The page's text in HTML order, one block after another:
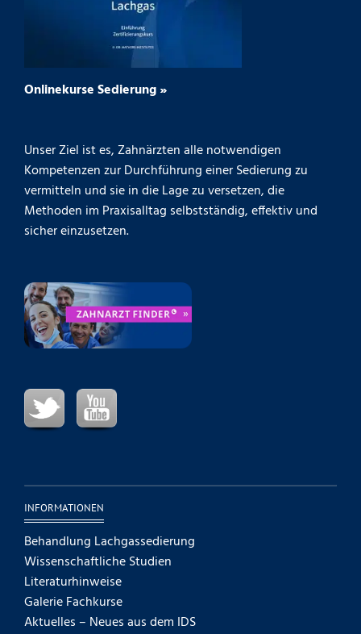
Onlinekurse Sedierung »
Unser Ziel ist es, Zahnärzten alle notwendigen
Kompetenzen zur Durchführung einer Sedierung zu
vermitteln und sie in die Lage zu versetzen, die
Methoden im Praxisalltag selbstständig, effektiv und
sicher einzusetzen.
INFORMATIONEN
Behandlung Lachgassedierung
Wissenschaftliche Studien
Literaturhinweise
Galerie Fachkurse
Aktuelles – Neues aus dem IDS